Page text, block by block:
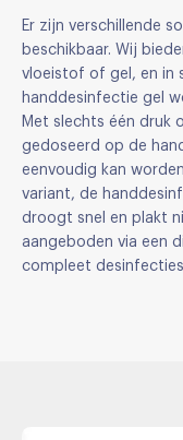
Er zijn verschillende
beschikbaar. Wij
vloeistof of gel, en in
handdesinfectie gel
Met slechts één druk
gedoseerd op de
eenvoudig kan
variant, de
droogt snel en plakt
aangeboden via een
compleet